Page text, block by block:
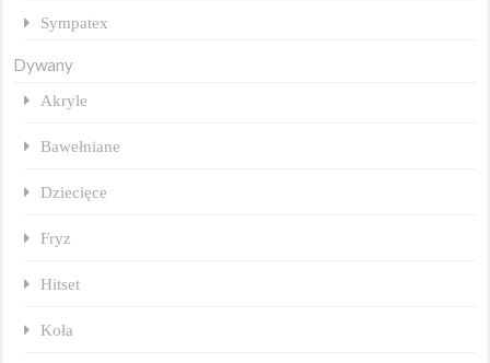
Sympatex
Dywany
Akryle
Bawełniane
Dziecięce
Fryz
Hitset
Koła